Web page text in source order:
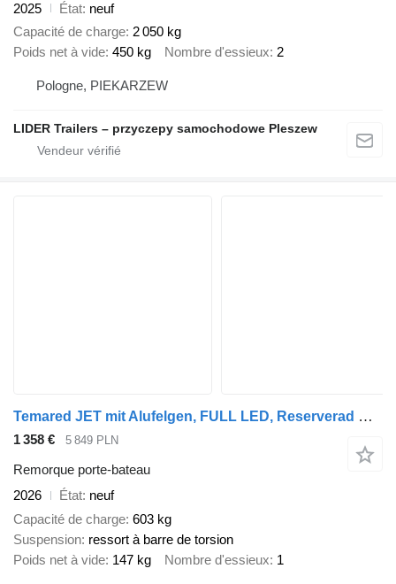
2025
État neuf
Capacité de charge 2 050 kg
Poids net à vide 450 kg Nombre d'essieux 2
Pologne, PIEKARZEW
LIDER Trailers – przyczepy samochodowe Pleszew
Temared JET mit Alufelgen, FULL LED, Reserverad mit Halterung
1 358 € 5 849 PLN
Remorque porte-bateau
2026
État neuf
Capacité de charge 603 kg
Suspension ressort à barre de torsion
Poids net à vide 147 kg Nombre d'essieux 1